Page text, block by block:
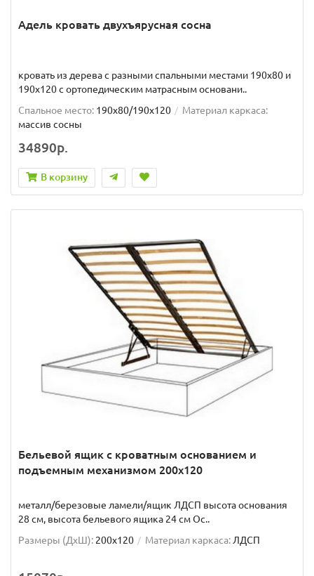
Адель кровать двухъярусная сосна
кровать из дерева с разными спальными местами 190x80 и
190x120 с ортопедическим матрасным основани..
Спальное место: 190x80/190x120
Материал каркаса:
массив сосны
34890р.
В корзину
Бельевой ящик с кроватным основанием и
подъемным механизмом 200x120
металл/березовые ламели/ящик ЛДСП высота основания
28 см, высота бельевого ящика 24 см Ос..
Размеры (ДxШ): 200x120 Материал каркаса: ЛДСП